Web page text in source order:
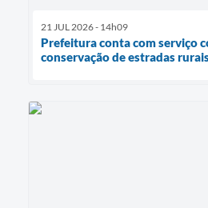
21 JUL 2026 - 14h09
Prefeitura conta com serviço
conservação de estradas